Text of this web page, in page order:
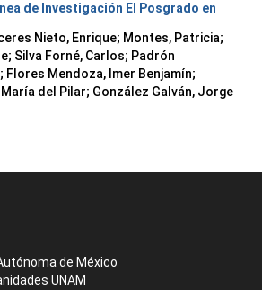
de Investigación El Posgrado en
Nieto, Enrique; Montes, Patricia;
; Silva Forné, Carlos; Padrón
; Flores Mendoza, Imer Benjamín;
del Pilar; González Galván, Jorge
de México
UNAM